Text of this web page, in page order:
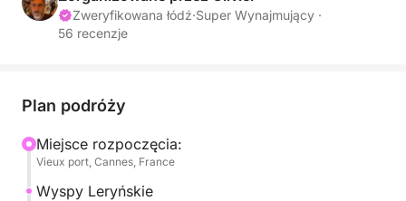
do dziewięciu osób w wyrafinowanej i eleganckiej
atmosferze, idealnej na prawdziwie relaksujący
Trasa rejsu obfituje w odkrycia i zabierze Cię do
Lazurowego Wybrzeża. Będziesz mieć zaszczyt
odkrywać turkusowe wody Wysp Leryńskich i
nurkować w sercu słynnego podwodnego muzeum,
Zweryfikowana łódź·Super Wynajmujący ·
56 recenzje
Plan podróży
Miejsce rozpoczęcia:
Vieux port, Cannes, France
Wyspy Leryńskie